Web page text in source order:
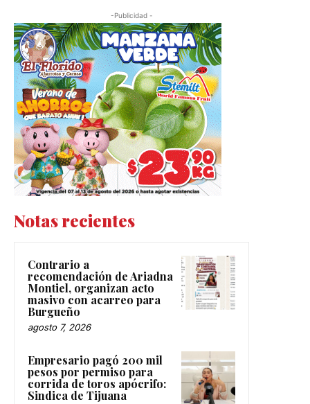
-Publicidad -
Notas recientes
Contrario a
recomendación de Ariadna
Montiel, organizan acto
masivo con acarreo para
Burgueño
agosto 7, 2026
Empresario pagó 200 mil
pesos por permiso para
corrida de toros apócrifo:
Sindica de Tijuana